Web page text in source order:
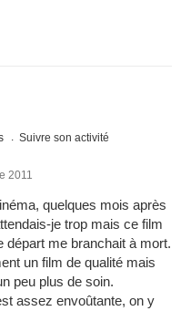
Suivre son activité
2011
quelques mois après
je trop mais ce film
départ me branchait à mort.
un film de qualité mais
peu plus de soin.
assez envoûtante, on y